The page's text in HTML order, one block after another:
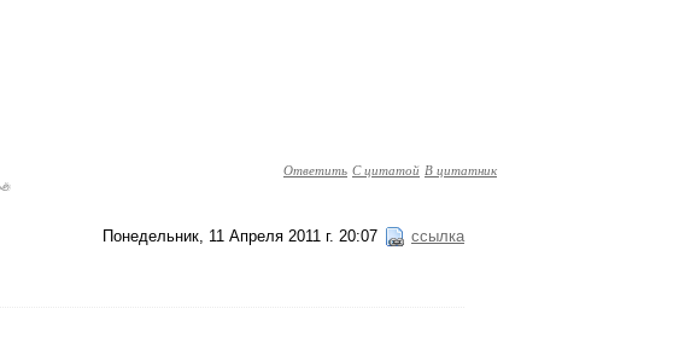
Ответить С цитатой В цитатник
Понедельник, 11 Апреля 2011 г. 20:07 ссылка